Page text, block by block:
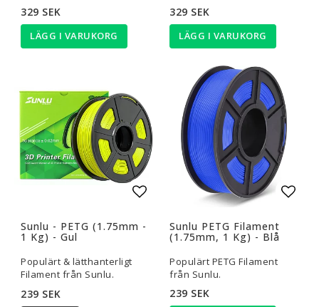
329 SEK
LÄGG I VARUKORG
329 SEK
LÄGG I VARUKORG
Lägg till i favoritlistan
Sunlu - PETG (1.75mm -
1 Kg) - Gul
Populärt & lätthanterligt
Filament från Sunlu.
239 SEK
Sunlu PETG Filament
(1.75mm, 1 Kg) - Blå
Populärt PETG Filament
från Sunlu.
239 SEK